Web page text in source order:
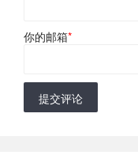
你的邮箱*
提交评论